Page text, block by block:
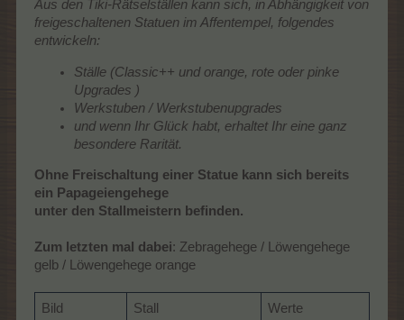
Aus den Tiki-Rätselställen kann sich, in Abhängigkeit von
freigeschaltenen Statuen im Affentempel, folgendes
entwickeln:
Ställe (Classic++ und orange, rote oder pinke
Upgrades )
Werkstuben / Werkstubenupgrades
und wenn Ihr Glück habt, erhaltet Ihr eine ganz
besondere Rarität.
Ohne Freischaltung einer Statue kann sich bereits
ein Papageiengehege
unter den Stallmeistern befinden.
Zum letzten mal dabei: Zebragehege / Löwengehege
gelb / Löwengehege orange
Bild Stall Werte